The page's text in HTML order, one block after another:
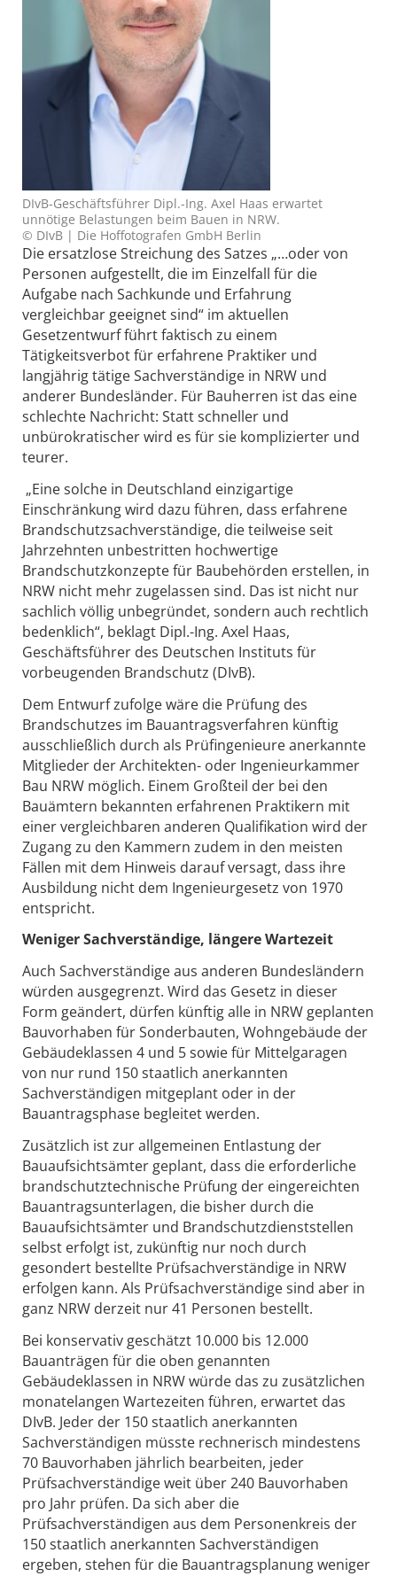
DIvB-Geschäftsführer Dipl.-Ing. Axel Haas erwartet
unnötige Belastungen beim Bauen in NRW.
© DIvB | Die Hoffotografen GmbH Berlin
Die ersatzlose Streichung des Satzes „…oder von
Personen aufgestellt, die im Einzelfall für die
Aufgabe nach Sachkunde und Erfahrung
vergleichbar geeignet sind“ im aktuellen
Gesetzentwurf führt faktisch zu einem
Tätigkeitsverbot für erfahrene Praktiker und
langjährig tätige Sachverständige in NRW und
anderer Bundesländer. Für Bauherren ist das eine
schlechte Nachricht: Statt schneller und
unbürokratischer wird es für sie komplizierter und
teurer.
„Eine solche in Deutschland einzigartige
Einschränkung wird dazu führen, dass erfahrene
Brandschutzsachverständige, die teilweise seit
Jahrzehnten unbestritten hochwertige
Brandschutzkonzepte für Baubehörden erstellen, in
NRW nicht mehr zugelassen sind. Das ist nicht nur
sachlich völlig unbegründet, sondern auch rechtlich
bedenklich“, beklagt Dipl.-Ing. Axel Haas,
Geschäftsführer des Deutschen Instituts für
vorbeugenden Brandschutz (DIvB).
Dem Entwurf zufolge wäre die Prüfung des
Brandschutzes im Bauantragsverfahren künftig
ausschließlich durch als Prüfingenieure anerkannte
Mitglieder der Architekten- oder Ingenieurkammer
Bau NRW möglich. Einem Großteil der bei den
Bauämtern bekannten erfahrenen Praktikern mit
einer vergleichbaren anderen Qualifikation wird der
Zugang zu den Kammern zudem in den meisten
Fällen mit dem Hinweis darauf versagt, dass ihre
Ausbildung nicht dem Ingenieurgesetz von 1970
entspricht.
Weniger Sachverständige, längere Wartezeit
Auch Sachverständige aus anderen Bundesländern
würden ausgegrenzt. Wird das Gesetz in dieser
Form geändert, dürfen künftig alle in NRW geplanten
Bauvorhaben für Sonderbauten, Wohngebäude der
Gebäudeklassen 4 und 5 sowie für Mittelgaragen
von nur rund 150 staatlich anerkannten
Sachverständigen mitgeplant oder in der
Bauantragsphase begleitet werden.
Zusätzlich ist zur allgemeinen Entlastung der
Bauaufsichtsämter geplant, dass die erforderliche
brandschutztechnische Prüfung der eingereichten
Bauantragsunterlagen, die bisher durch die
Bauaufsichtsämter und Brandschutzdienststellen
selbst erfolgt ist, zukünftig nur noch durch
gesondert bestellte Prüfsachverständige in NRW
erfolgen kann. Als Prüfsachverständige sind aber in
ganz NRW derzeit nur 41 Personen bestellt.
Bei konservativ geschätzt 10.000 bis 12.000
Bauanträgen für die oben genannten
Gebäudeklassen in NRW würde das zu zusätzlichen
monatelangen Wartezeiten führen, erwartet das
DIvB. Jeder der 150 staatlich anerkannten
Sachverständigen müsste rechnerisch mindestens
70 Bauvorhaben jährlich bearbeiten, jeder
Prüfsachverständige weit über 240 Bauvorhaben
pro Jahr prüfen. Da sich aber die
Prüfsachverständigen aus dem Personenkreis der
150 staatlich anerkannten Sachverständigen
ergeben, stehen für die Bauantragsplanung weniger